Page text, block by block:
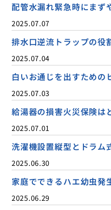
配管水漏れ緊急時にまず
2025.07.07
排水口逆流トラップの役
2025.07.04
白いお通じを出すための
2025.07.03
給湯器の損害火災保険は
2025.07.01
洗濯機設置縦型とドラム
2025.06.30
家庭でできるハエ幼虫発
2025.06.29